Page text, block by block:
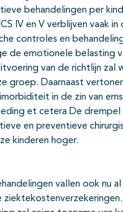
behandelingen per
IV en V verblijven vaak in
controles en
de emotionele belasting
van de richtlijn zal
groep. Daarnaast
in de zin van
et cetera De
en preventieve
kinderen hoger.
vallen ook nu al
ziektekostenverzekeringen.